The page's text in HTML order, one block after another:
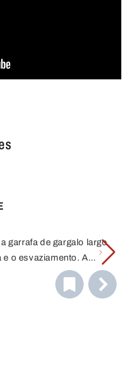
garrafa de gargalo largo
e o esvaziamento. A
garante um
As garrafas LDPE